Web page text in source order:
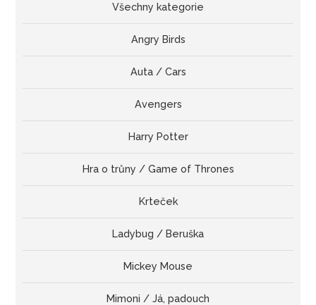
Všechny kategorie
Angry Birds
Auta / Cars
Avengers
Harry Potter
Hra o trůny / Game of Thrones
Krteček
Ladybug / Beruška
Mickey Mouse
Mimoni / Já, padouch